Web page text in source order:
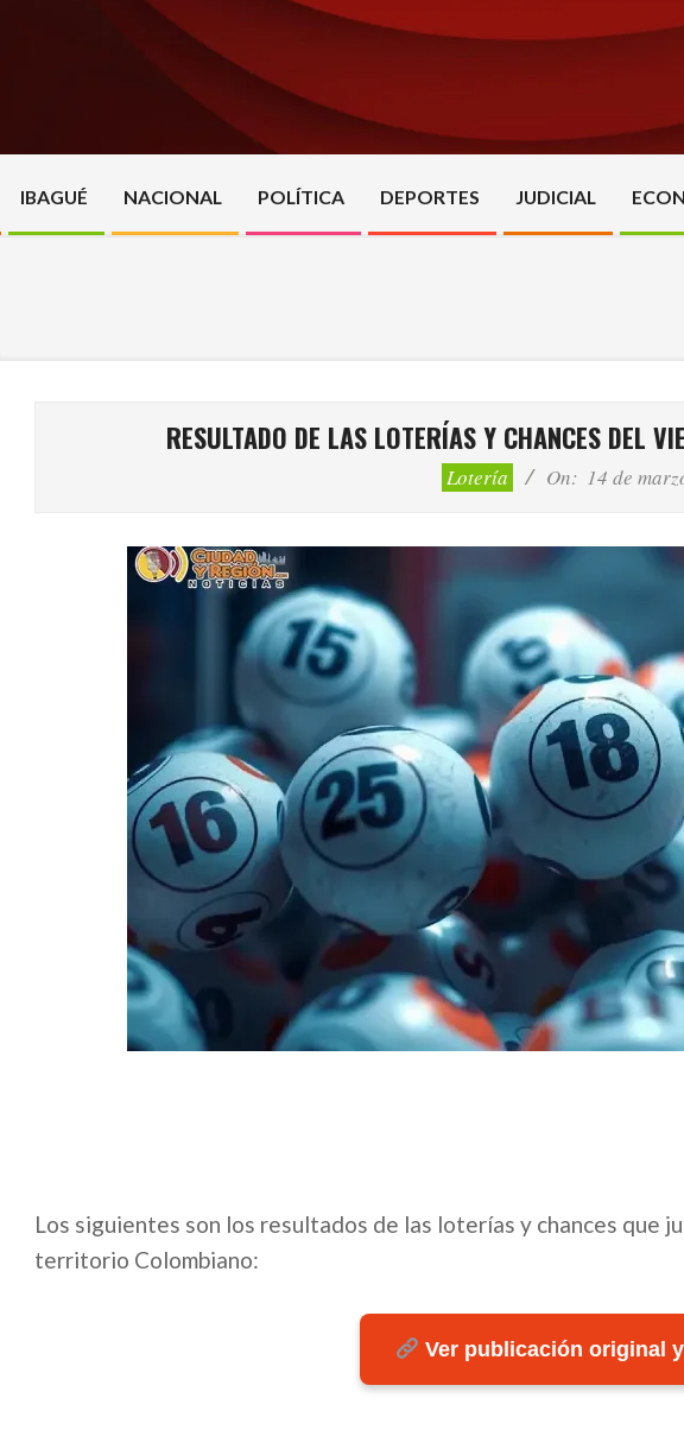
IBAGUÉ NACIONAL POLÍTICA DEPORTES JUDICIAL
RESULTADO DE LAS LOTERÍAS Y CHANCES DEL
Lotería On: 14 de
Los siguientes son los resultados de las loterías y chances que
territorio Colombiano:
Ver publicación original